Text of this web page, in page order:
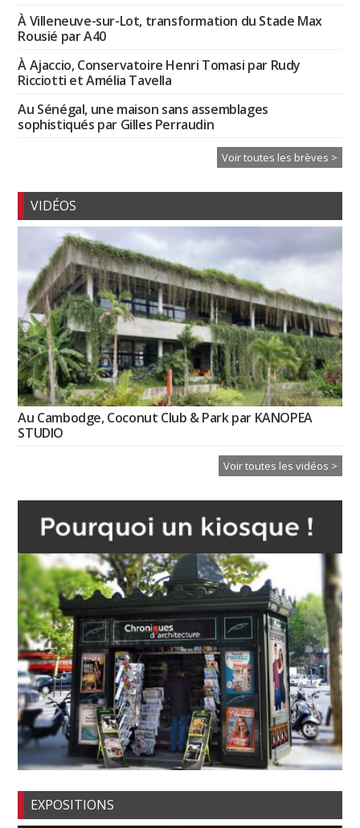
À Villeneuve-sur-Lot, transformation du Stade Max
Rousié par A40
À Ajaccio, Conservatoire Henri Tomasi par Rudy
Ricciotti et Amélia Tavella
Au Sénégal, une maison sans assemblages
sophistiqués par Gilles Perraudin
Voir toutes les brèves >
VIDÉOS
Au Cambodge, Coconut Club & Park par KANOPEA
STUDIO
Voir toutes les vidéos >
EXPOSITIONS